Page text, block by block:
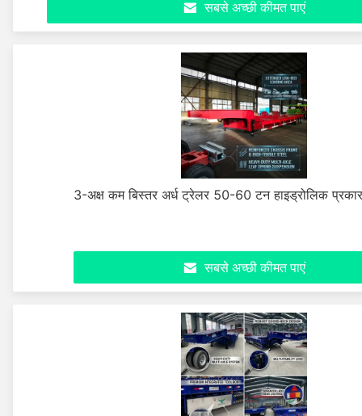
सबसे अच्छी कीमत पाएं
3-अक्ष कम बिस्तर अर्ध ट्रेलर 50-60 टन हाइड्रोलिक
सबसे अच्छी कीमत पाएं